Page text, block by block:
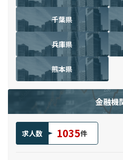
千葉県
兵庫県
熊本県
金融機
求人数 1035件